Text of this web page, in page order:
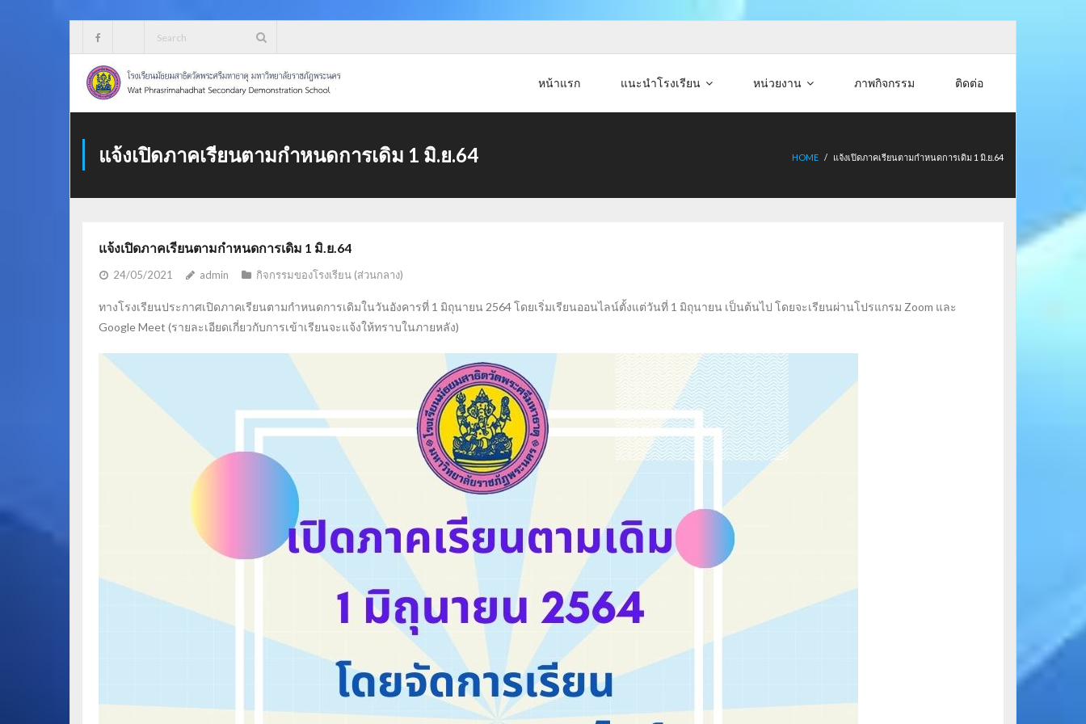
content
หน้าแรก
แนะนำโรงเรียน หน่วยงาน ภาพกิจกรรม ติดต่อ
HOME / แจ้งเปิดภาคเรียนตามกำหนดการเดิม 1 มิ.ย.64
แจ้งเปิดภาคเรียนตามกำหนดการเดิม 1 มิ.ย.64
แจ้งเปิดภาคเรียนตามกำหนดการเดิม 1 มิ.ย.64
24/05/2021 admin กิจกรรมของโรงเรียน (ส่วนกลาง)
ทางโรงเรียนประกาศเปิดภาคเรียนตามกำหนดการเดิมในวันอังคารที่ 1 มิถุนายน 2564 โดยเริ่มเรียนออนไลน์ตั้งแต่วันที่ 1 มิถุนายน เป็นต้นไป โดยจะเรียนผ่านโปรแกรม Zoom และ
Google Meet (รายละเอียดเกี่ยวกับการเข้าเรียนจะแจ้งให้ทราบในภายหลัง)